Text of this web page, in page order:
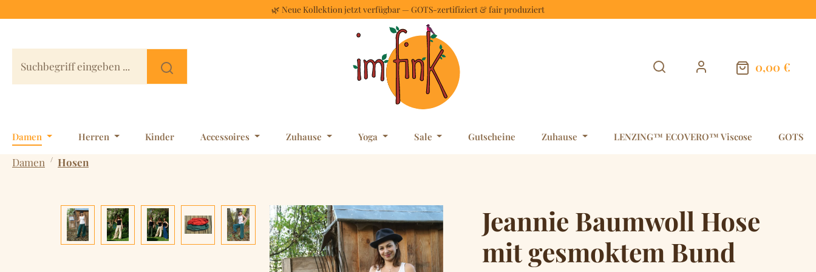
🌿 Neue Kollektion jetzt verfügbar — GOTS-zertifiziert & fair produziert
0,00 €
Warenkorb
Damen Herren Kinder Accessoires Zuhause Yoga Sale Gutscheine Zuhause LENZING™ ECOVERO™ Viscose GOTS
Damen / Hosen
Bildergalerie überspringen
Jeannie Baumwoll Hose
mit gesmoktem Bund